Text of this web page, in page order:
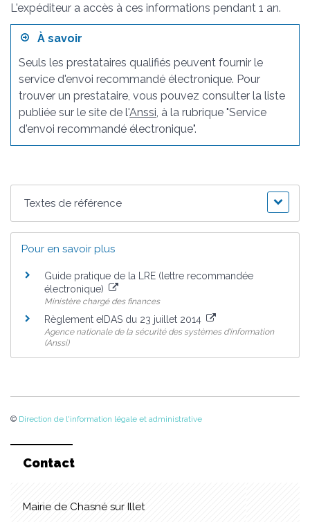
L'expéditeur a accès à ces informations pendant 1 an.
À savoir
Seuls les prestataires qualifiés peuvent fournir le
service d'envoi recommandé électronique. Pour
trouver un prestataire, vous pouvez consulter la liste
publiée sur le site de l'Anssi, à la rubrique "Service
d'envoi recommandé électronique".
Textes de référence
Pour en savoir plus
Guide pratique de la LRE (lettre recommandée
électronique)
Ministère chargé des finances
Règlement eIDAS du 23 juillet 2014
Agence nationale de la sécurité des systèmes d'information
(Anssi)
© Direction de l'information légale et administrative
Contact
Mairie de Chasné sur Illet